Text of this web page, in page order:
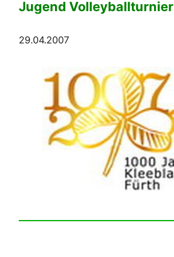
Jugend Volleyballturnier
29.04.2007